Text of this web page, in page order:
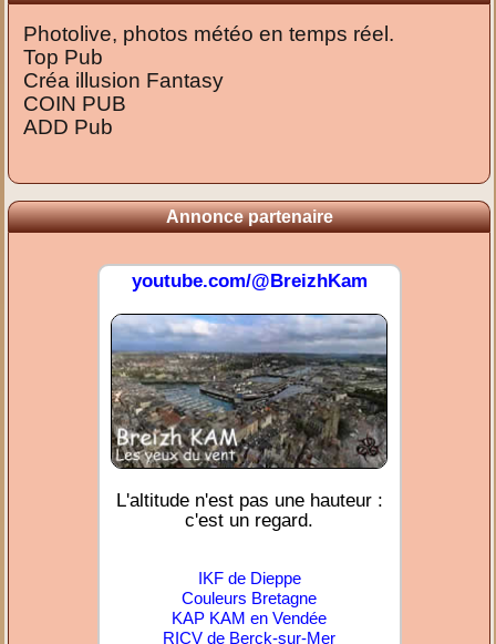
Photolive, photos météo en temps réel.
Top Pub
Créa illusion Fantasy
COIN PUB
ADD Pub
Annonce partenaire
youtube.com/@BreizhKam
L'altitude n'est pas une hauteur :
c'est un regard.
IKF de Dieppe
Couleurs Bretagne
KAP KAM en Vendée
RICV de Berck-sur-Mer